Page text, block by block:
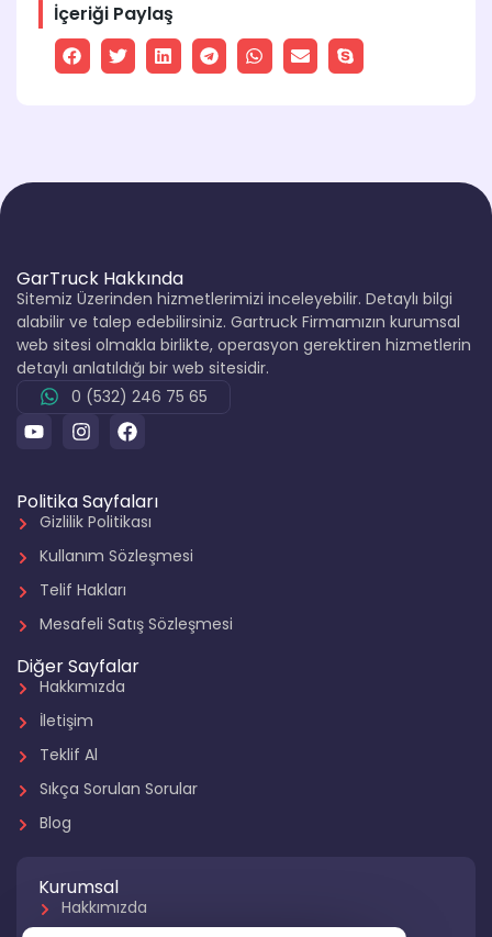
İçeriği Paylaş
GarTruck Hakkında
Sitemiz Üzerinden hizmetlerimizi inceleyebilir. Detaylı bilgi
alabilir ve talep edebilirsiniz. Gartruck Firmamızın kurumsal
web sitesi olmakla birlikte, operasyon gerektiren hizmetlerin
detaylı anlatıldığı bir web sitesidir.
0 (532) 246 75 65
Politika Sayfaları
Gizlilik Politikası
Kullanım Sözleşmesi
Telif Hakları
Mesafeli Satış Sözleşmesi
Diğer Sayfalar
Hakkımızda
İletişim
Teklif Al
Sıkça Sorulan Sorular
Blog
Kurumsal
Hakkımızda